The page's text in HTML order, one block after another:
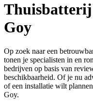
Thuisbatterij
Goy
Op zoek naar een
tonen je specialisten in en
bedrijven op basis van
beschikbaarheid. Of je nu
of een installatie wilt
Goy.